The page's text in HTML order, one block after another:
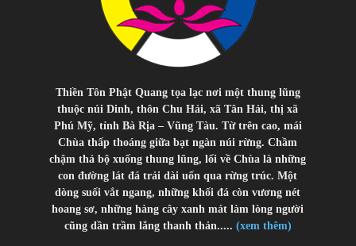
Thiền Tôn Phật Quang tọa lạc nơi một thung lũng
thuộc núi Dinh, thôn Chu Hải, xã Tân Hải, thị xã
Phú Mỹ, tỉnh Bà Rịa – Vũng Tàu. Từ trên cao, mái
Chùa thấp thoáng giữa bạt ngàn núi rừng. Chầm
chậm thả bộ xuống thung lũng, lối về Chùa là những
con đường lát đá trải dài uốn qua rừng trúc. Một
dòng suối vắt ngang, những khối đá còn vương nét
hoang sơ, những hàng cây xanh mát làm lòng người
cũng dần trầm lắng thanh thản..... (xem thêm)